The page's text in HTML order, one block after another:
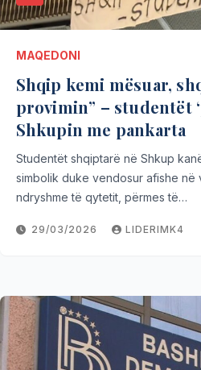
MAQEDONI
Shqip kemi mësuar,
provimin” – studentët
Shkupin me pankarta
Studentët shqiptarë në Shkup
simbolik duke vendosur afishe në
ndryshme të qytetit, përmes të…
29/03/2026 LIDERIMK4